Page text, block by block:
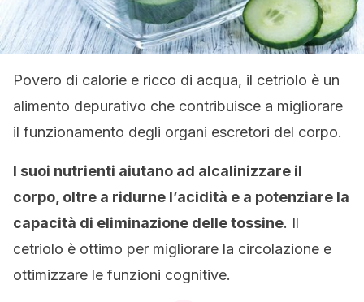
Povero di calorie e ricco di acqua, il cetriolo è un
alimento depurativo che contribuisce a migliorare
il funzionamento degli organi escretori del corpo.
I suoi nutrienti aiutano ad alcalinizzare il
corpo, oltre a ridurne l’acidità e a potenziare la
capacità di eliminazione delle tossine. Il
cetriolo è ottimo per migliorare la circolazione e
ottimizzare le funzioni cognitive.